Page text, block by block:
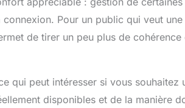
Pour un public qui veut une
de tirer un peu plus de cohérence
qui peut intéresser si vous souhaitez
disponibles et de la manière